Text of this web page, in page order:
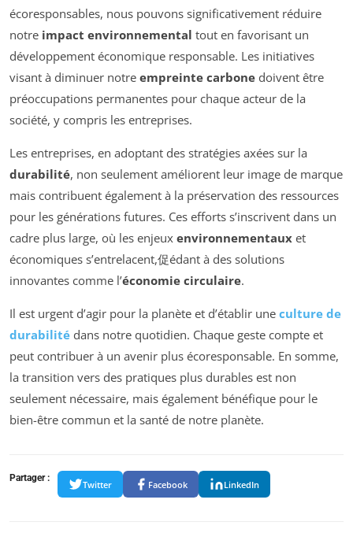
écoresponsables, nous pouvons significativement réduire
notre impact environnemental tout en favorisant un
développement économique responsable. Les initiatives
visant à diminuer notre empreinte carbone doivent être
préoccupations permanentes pour chaque acteur de la
société, y compris les entreprises.
Les entreprises, en adoptant des stratégies axées sur la
durabilité, non seulement améliorent leur image de marque
mais contribuent également à la préservation des ressources
pour les générations futures. Ces efforts s’inscrivent dans un
cadre plus large, où les enjeux environnementaux et
économiques s’entrelacent,促édant à des solutions
innovantes comme l’économie circulaire.
Il est urgent d’agir pour la planète et d’établir une culture de
durabilité dans notre quotidien. Chaque geste compte et
peut contribuer à un avenir plus écoresponsable. En somme,
la transition vers des pratiques plus durables est non
seulement nécessaire, mais également bénéfique pour le
bien-être commun et la santé de notre planète.
Partager :
Twitter Facebook LinkedIn